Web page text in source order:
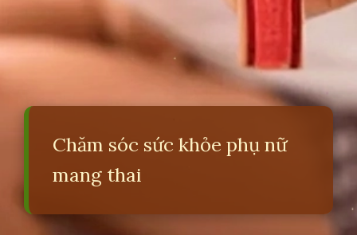
Chăm sóc sức khỏe phụ nữ
mang thai